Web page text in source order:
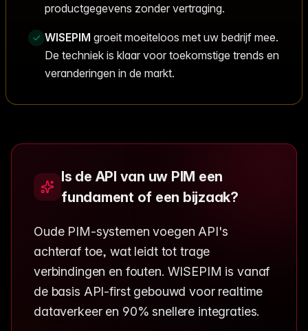
productgegevens zonder vertraging.
WISEPIM groeit moeiteloos met uw bedrijf mee.
De techniek is klaar voor toekomstige trends en
veranderingen in de markt.
Is de API van uw PIM een
fundament of een bijzaak?
Oude PIM-systemen voegen API's
achteraf toe, wat leidt tot trage
verbindingen en fouten. WISEPIM is vanaf
de basis API-first gebouwd voor realtime
dataverkeer en 90% snellere integraties.